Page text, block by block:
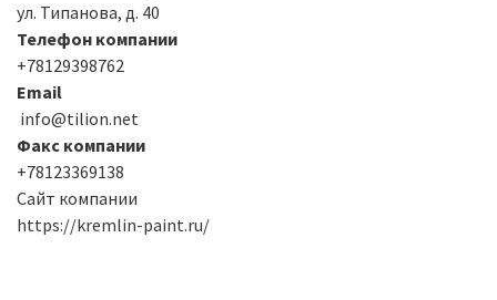
ул. Типанова, д. 40
Телефон компании
+78129398762
Email
info@tilion.net
Факс компании
+78123369138
Сайт компании
https://kremlin-paint.ru/